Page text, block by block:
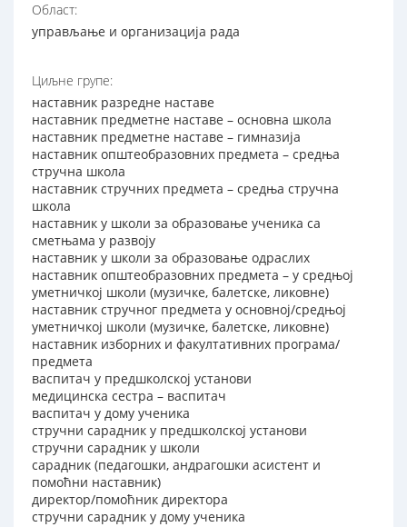
Област:
управљање и организација рада
Циљне групе:
наставник разредне наставе
наставник предметне наставе – основна школа
наставник предметне наставе – гимназија
наставник општеобразовних предмета – средња
стручна школа
наставник стручних предмета – средња стручна
школа
наставник у школи за образовање ученика са
сметњама у развоју
наставник у школи за образовање одраслих
наставник општеобразовних предмета – у средњој
уметничкој школи (музичке, балетске, ликовне)
наставник стручног предмета у основној/средњој
уметничкој школи (музичке, балетске, ликовне)
наставник изборних и факултативних програма/
предмета
васпитач у предшколској установи
медицинска сестра – васпитач
васпитач у дому ученика
стручни сарадник у предшколској установи
стручни сарадник у школи
сарадник (педагошки, андрагошки асистент и
помоћни наставник)
директор/помоћник директора
стручни сарадник у дому ученика